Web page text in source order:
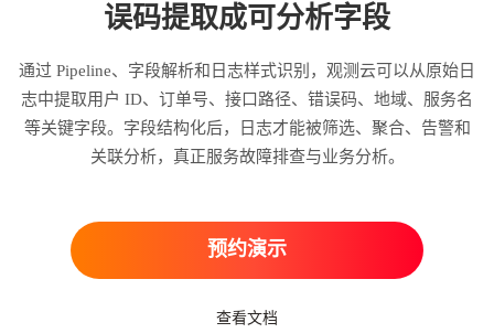
误码提取成可分析字段
通过 Pipeline、字段解析和日志样式识别，观测云可以从原始日
志中提取用户 ID、订单号、接口路径、错误码、地域、服务名
等关键字段。字段结构化后，日志才能被筛选、聚合、告警和
关联分析，真正服务故障排查与业务分析。
预约演示
查看文档